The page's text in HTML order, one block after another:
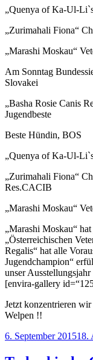
„Quenya of Ka-Ul-
„Zurimahali Fiona“
„Marashi Moskau“
Am Sonntag
Slovakei
„Basha Rosie Canis
Jugendbeste
Beste Hündin, BOS
„Quenya of Ka-Ul-
„Zurimahali Fiona“
Res.CACIB
„Marashi Moskau“
„Marashi Moskau“
„Österreichischen
Regalis“ hat alle
Jugendchampion“
unser
[envira-gallery
Jetzt konzentrieren
Welpen !!
Veröffentlicht
6. September 201518.